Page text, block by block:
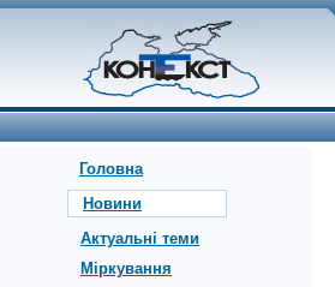
Головна
Новини
Актуальні теми
Міркування